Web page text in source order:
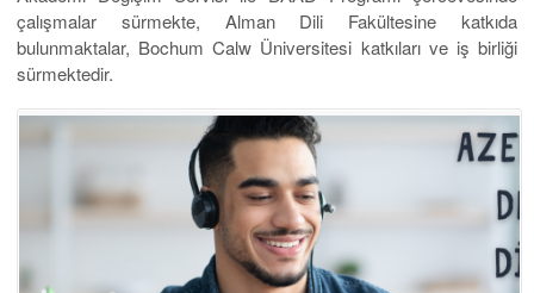
çalışmalar sürmekte, Alman Dili Fakültesine katkıda
bulunmaktalar, Bochum Calw Üniversitesi katkıları ve iş birliği
sürmektedir.